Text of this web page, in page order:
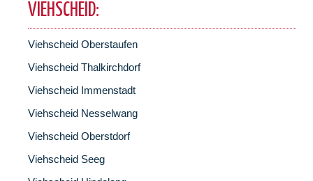
VIEHSCHEID:
Viehscheid Oberstaufen
Viehscheid Thalkirchdorf
Viehscheid Immenstadt
Viehscheid Nesselwang
Viehscheid Oberstdorf
Viehscheid Seeg